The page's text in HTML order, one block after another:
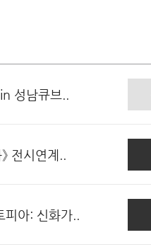
성남큐브..
전시연계..
아: 신화가..